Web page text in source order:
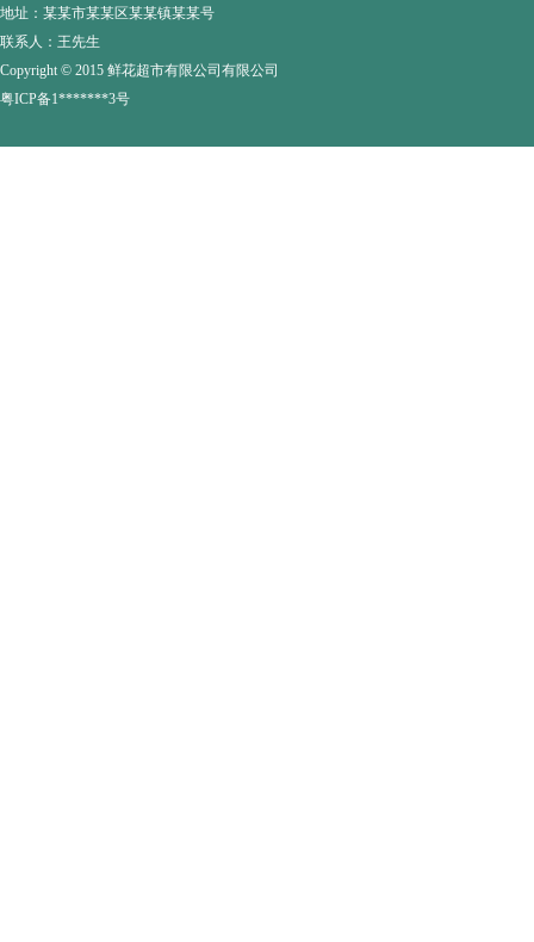
地址：某某市某某区某某镇某某号
联系人：王先生
Copyright © 2015 鲜花超市有限公司有限公司
粤ICP备1*******3号